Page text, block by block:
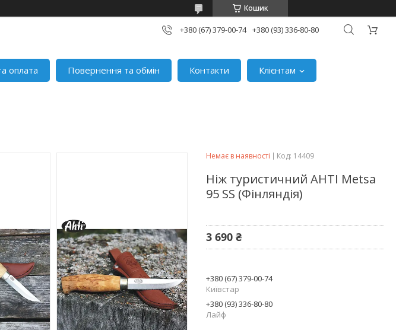
Кошик
+380 (67) 379-00-74 +380 (93) 336-80-80
оплата Повернення та обмін Контакти
Клієнтам
Немає в наявності Код: 14409
Ніж туристичний AHTI Metsa
95 SS (Фінляндія)
3 690 ₴
+380 (67) 379-00-74
Київстар
+380 (93) 336-80-80
Лайф